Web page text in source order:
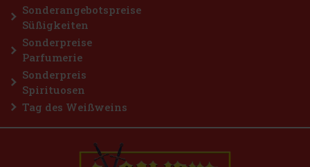
Sonderangebotspreise
Süßigkeiten
Sonderpreise
Parfumerie
Sonderpreis
Spirituosen
Tag des Weißweins